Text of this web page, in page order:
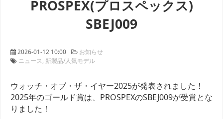
PROSPEX(プロスペックス)
SBEJ009
2026-01-12 10:00
お知らせ
ニュース 新製品/人気モデル
ウォッチ・オブ・ザ・イヤー2025が発表されました！
2025年のゴールド賞は、PROSPEXのSBEJ009が受賞とな
りました！